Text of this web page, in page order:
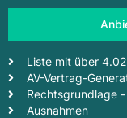
Liste mit über
AV-Vertrag-
Rechtsgrundlage -
Ausnahmen